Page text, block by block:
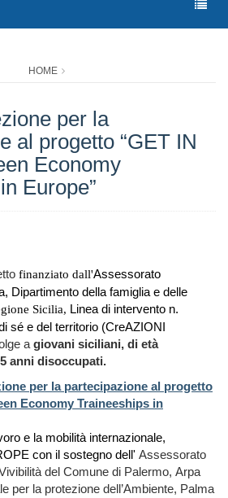
HOME
per la
al progetto “GET IN
Economy
Europe”
finanziato dall'Assessorato
Dipartimento della famiglia e delle
Sicilia, Linea di intervento n.
sé e del territorio (CreAZIONI
agiovani siciliani, di età
anni disoccupati.
per la partecipazione al progetto
Economy Traineeships in
e la mobilità internazionale,
con il sostegno dell' Assessorato
del Comune di Palermo, Arpa
per la protezione dell’Ambiente, Palma